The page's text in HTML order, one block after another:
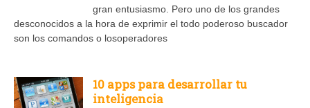
gran entusiasmo. Pero uno de los grandes
desconocidos a la hora de exprimir el todo poderoso buscador
son los comandos o losoperadores
10 apps para desarrollar tu
inteligencia